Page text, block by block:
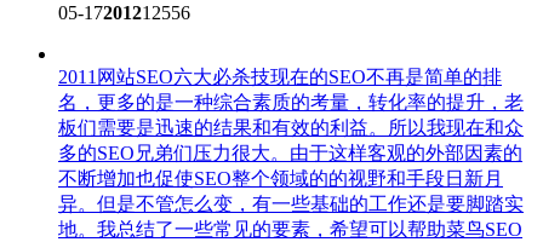
05-17201212556
2011网站SEO六大必杀技现在的SEO不再是简单的排
名，更多的是一种综合素质的考量，转化率的提升，老
板们需要是迅速的结果和有效的利益。所以我现在和众
多的SEO兄弟们压力很大。由于这样客观的外部因素的
不断增加也促使SEO整个领域的的视野和手段日新月
异。但是不管怎么变，有一些基础的工作还是要脚踏实
地。我总结了一些常见的要素，希望可以帮助菜鸟SEO